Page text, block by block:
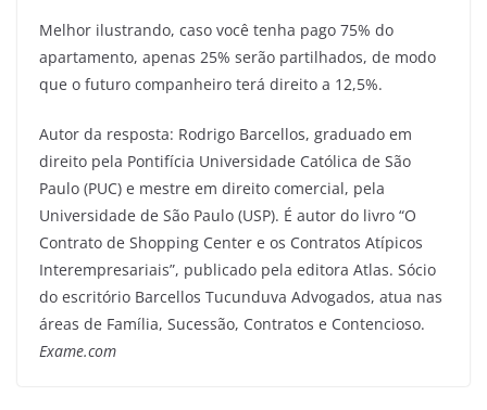
Melhor ilustrando, caso você tenha pago 75% do
apartamento, apenas 25% serão partilhados, de modo
que o futuro companheiro terá direito a 12,5%.
Autor da resposta: Rodrigo Barcellos, graduado em
direito pela Pontifícia Universidade Católica de São
Paulo (PUC) e mestre em direito comercial, pela
Universidade de São Paulo (USP). É autor do livro “O
Contrato de Shopping Center e os Contratos Atípicos
Interempresariais”, publicado pela editora Atlas. Sócio
do escritório Barcellos Tucunduva Advogados, atua nas
áreas de Família, Sucessão, Contratos e Contencioso.
Exame.com